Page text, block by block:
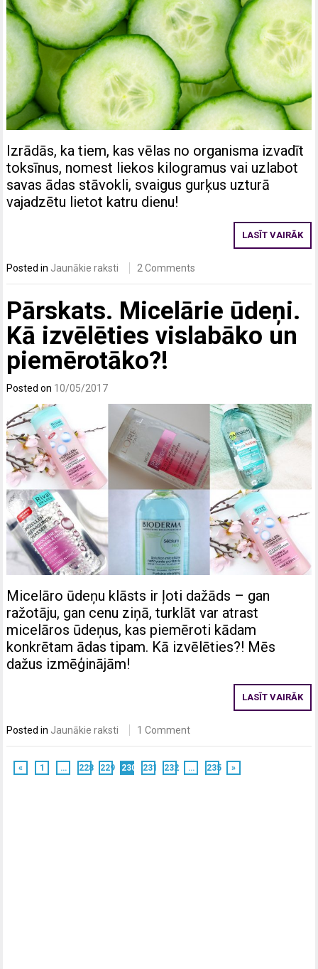
Izrādās, ka tiem, kas vēlas no organisma izvadīt
toksīnus, nomest liekos kilogramus vai uzlabot
savas ādas stāvokli, svaigus gurķus uzturā
vajadzētu lietot katru dienu!
LASĪT VAIRĀK
Posted in Jaunākie raksti 2 Comments
Pārskats. Micelārie ūdeņi.
Kā izvēlēties vislabāko un
piemērotāko?!
Posted on 10/05/2017
Micelāro ūdeņu klāsts ir ļoti dažāds – gan
ražotāju, gan cenu ziņā, turklāt var atrast
micelāros ūdeņus, kas piemēroti kādam
konkrētam ādas tipam. Kā izvēlēties?! Mēs
dažus izmēģinājām!
LASĪT VAIRĀK
Posted in Jaunākie raksti 1 Comment
« 1 … 228 229 230 231 232 … 235 »